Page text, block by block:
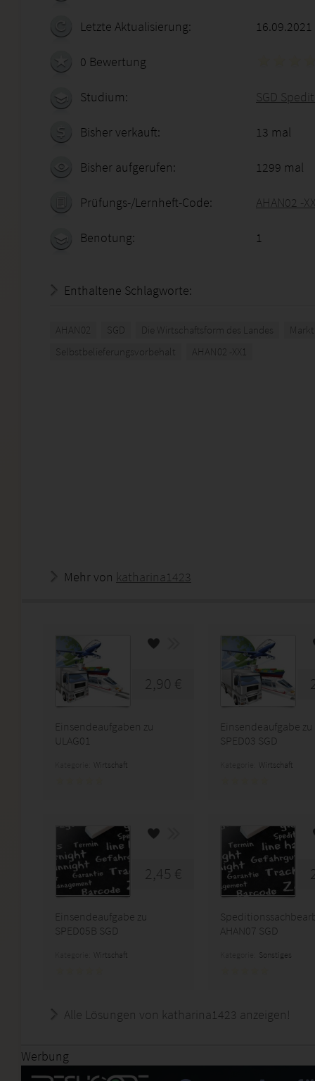
Letzte Aktualisierung: 16.09.2021
0 Bewertung
Studium: SGD
Bisher verkauft: 13 mal
Bisher aufgerufen: 1299 mal
Prüfungs-/Lernheft-Code: AHAN02 -
Benotung: 1
Enthaltene Schlagworte:
AHAN02 SGD Die Wirtschaftsform des Landes
Selbstbelieferungsvorbehalt
AHAN02 -XX1
Mehr von katharina1423
2,90 €
Einsendeaufgaben zu
ULAG01
Wirtschaft
Einsendeaufgabe zu
SPED03 SGD
Wirtschaft
2,45 €
Einsendeaufgabe zu
SPED05B SGD
Wirtschaft
AHAN07 SGD
Sonstiges
Alle Lösungen von katharina1423 anzeigen!
Werbung